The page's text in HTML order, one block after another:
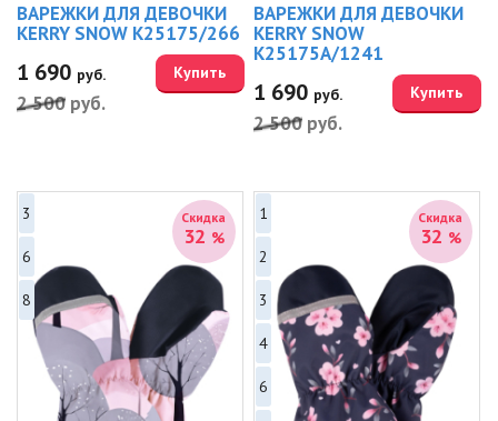
ВАРЕЖКИ ДЛЯ ДЕВОЧКИ
KERRY SNOW K25175/266
1 690 руб.
2 500 руб.
Купить
ВАРЕЖКИ ДЛЯ ДЕВОЧКИ
KERRY SNOW
K25175A/1241
1 690 руб.
2 500 руб.
Купить
Скидка
32 %
3
6
8
Скидка
32 %
1
2
3
4
6